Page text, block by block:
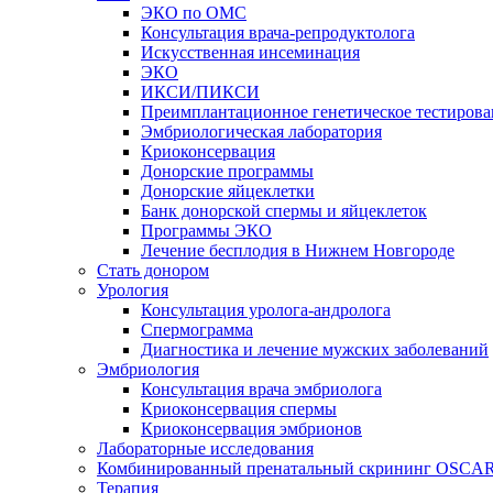
ЭКО по ОМС
Консультация врача-репродуктолога
Искусственная инсеминация
ЭКО
ИКСИ/ПИКСИ
Преимплантационное генетическое
Эмбриологическая лаборатория
Криоконсервация
Донорские программы
Донорские яйцеклетки
Банк донорской спермы и яйцеклеток
Программы ЭКО
Лечение бесплодия в Нижнем Новгороде
Стать донором
Урология
Консультация уролога-андролога
Спермограмма
Диагностика и лечение мужских заболеваний
Эмбриология
Консультация врача эмбриолога
Криоконсервация спермы
Криоконсервация эмбрионов
Лабораторные исследования
Комбинированный пренатальный скрининг
Терапия